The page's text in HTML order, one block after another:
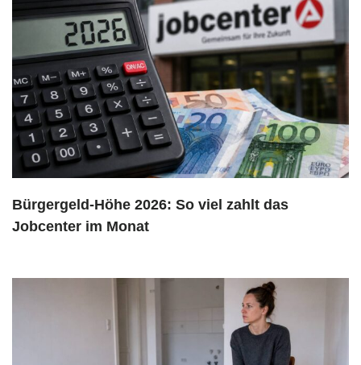
Bürgergeld-Höhe 2026: So viel zahlt das
Jobcenter im Monat